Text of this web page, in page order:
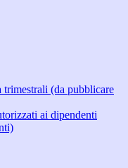
trimestrali (da pubblicare
ai dipendenti